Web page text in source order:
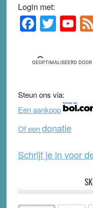
Login met:
Primary
Sidebar
F
a
c
e
b
o
o
k
T
wi
tt
er
Y
o
u
T
b
e
Steun ons via:
Een aankoop
Of eendonatie
Schrijf je in voor